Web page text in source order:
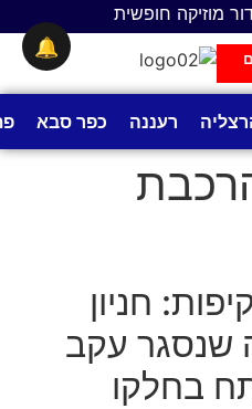
מוזיקה חופשית
רעננה כפר סבא
חניון
שנסגר עקב
בחלקו
🔔